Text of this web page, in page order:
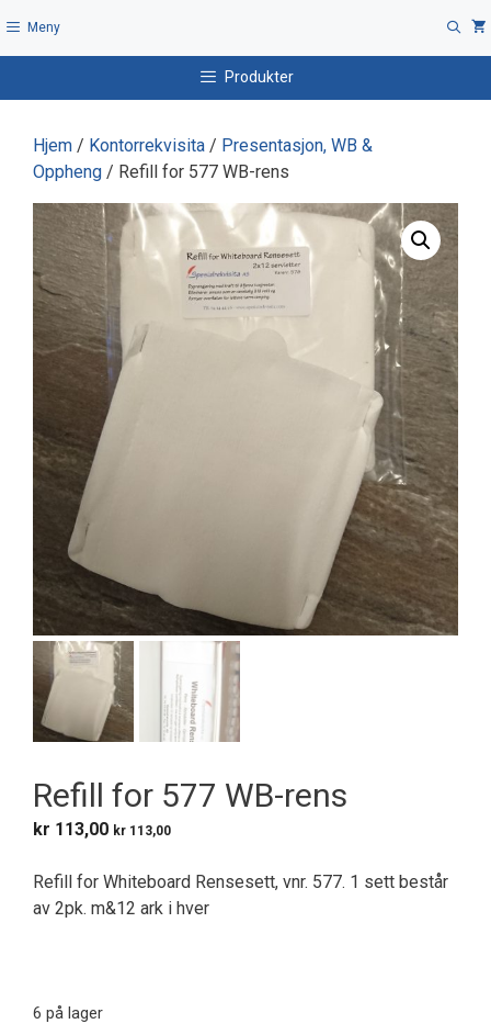
til
Meny
Produkter
Hjem / Kontorrekvisita / Presentasjon, WB &
Oppheng / Refill for 577 WB-rens
Refill for 577 WB-rens
kr 113,00 kr 113,00
Refill for Whiteboard Rensesett, vnr. 577. 1 sett består
av 2pk. m&12 ark i hver
6 på lager